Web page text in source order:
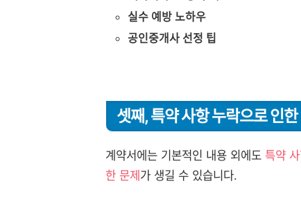
실수 예방 노하우
공인중개사 선정 팁
셋째, 특약 사항 누락으로 인한
계약서에는 기본적인 내용 외에도 특약
한 문제 가 생길 수 있습니다.